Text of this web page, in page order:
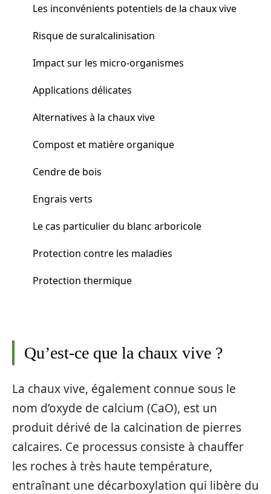
Les inconvénients potentiels de la chaux vive
Risque de suralcalinisation
Impact sur les micro-organismes
Applications délicates
Alternatives à la chaux vive
Compost et matière organique
Cendre de bois
Engrais verts
Le cas particulier du blanc arboricole
Protection contre les maladies
Protection thermique
Qu’est-ce que la chaux vive ?
La chaux vive, également connue sous le
nom d’oxyde de calcium (CaO), est un
produit dérivé de la calcination de pierres
calcaires. Ce processus consiste à chauffer
les roches à très haute température,
entraînant une décarboxylation qui libère du